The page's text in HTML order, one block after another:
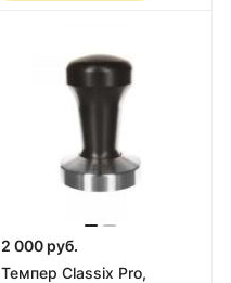
2 000 руб.
Темпер Classix Pro,